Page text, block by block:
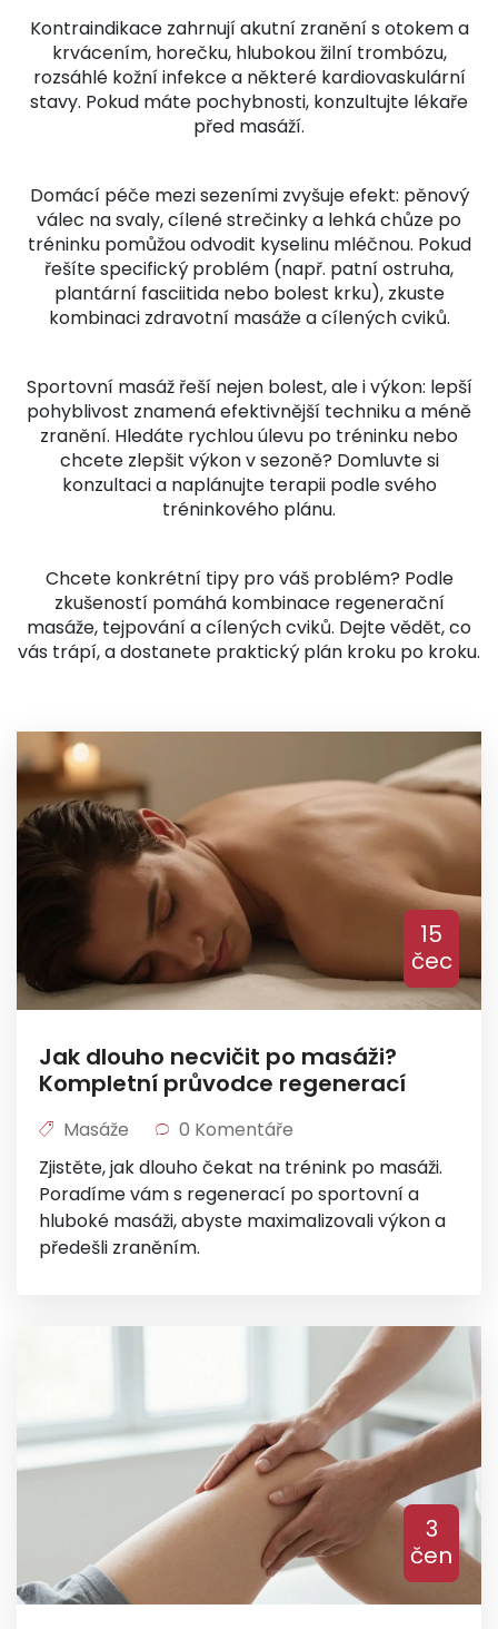
Kontraindikace zahrnují akutní zranění s otokem a
krvácením, horečku, hlubokou žilní trombózu,
rozsáhlé kožní infekce a některé kardiovaskulární
stavy. Pokud máte pochybnosti, konzultujte lékaře
před masáží.
Domácí péče mezi sezeními zvyšuje efekt: pěnový
válec na svaly, cílené strečinky a lehká chůze po
tréninku pomůžou odvodit kyselinu mléčnou. Pokud
řešíte specifický problém (např. patní ostruha,
plantární fasciitida nebo bolest krku), zkuste
kombinaci zdravotní masáže a cílených cviků.
Sportovní masáž řeší nejen bolest, ale i výkon: lepší
pohyblivost znamená efektivnější techniku a méně
zranění. Hledáte rychlou úlevu po tréninku nebo
chcete zlepšit výkon v sezoně? Domluvte si
konzultaci a naplánujte terapii podle svého
tréninkového plánu.
Chcete konkrétní tipy pro váš problém? Podle
zkušeností pomáhá kombinace regenerační
masáže, tejpování a cílených cviků. Dejte vědět, co
vás trápí, a dostanete praktický plán kroku po kroku.
15
čec
Jak dlouho necvičit po masáži?
Kompletní průvodce regenerací
Masáže
0 Komentáře
Zjistěte, jak dlouho čekat na trénink po masáži.
Poradíme vám s regenerací po sportovní a
hluboké masáži, abyste maximalizovali výkon a
předešli zraněním.
3
čen